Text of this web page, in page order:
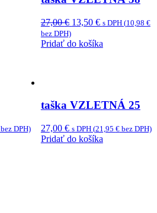
27,00€ Original
price
was:
13,50 €Current
is:
s DPH (10,98 €
bez DPH)
Pridať do košíka
bez DPH)
taška VZLETNÁ 25
27,00 € s DPH (21,95 €bez DPH)
Pridať do košíka